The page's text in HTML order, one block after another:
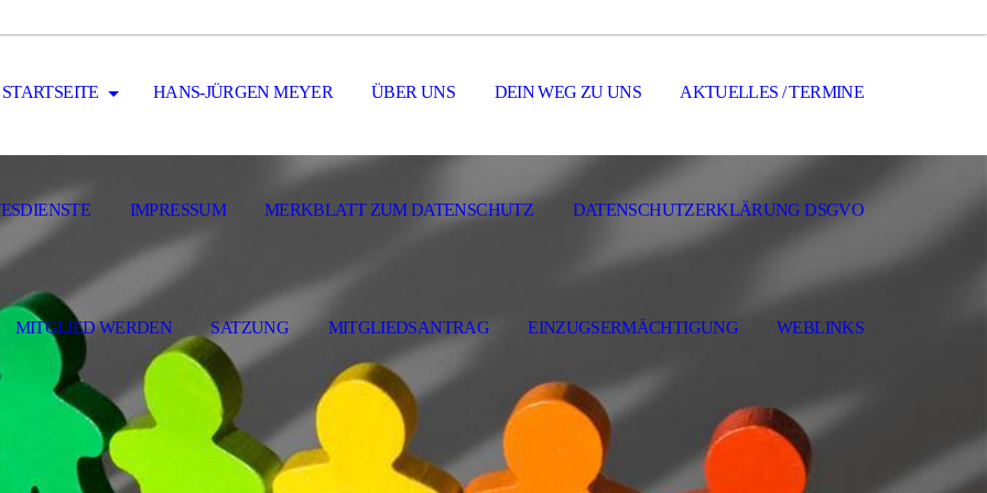
STARTSEITE HANS-JÜRGEN MEYER ÜBER UNS DEIN WEG ZU UNS AKTUELLES / TERMINE
IMPRESSUM MERKBLATT ZUM DATENSCHUTZ DATENSCHUTZERKLÄRUNG DSGVO
MITGLIED WERDEN SATZUNG MITGLIEDSANTRAG EINZUGSERMÄCHTIGUNG WEBLINKS